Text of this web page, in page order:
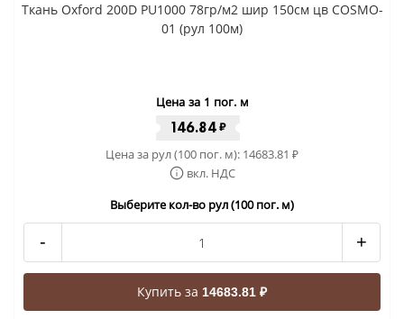
Ткань Oxford 200D PU1000 78гр/м2 шир 150см цв COSMO-
01 (рул 100м)
Цена за 1 пог. м
146.84 ₽
Цена за рул (100 пог. м): 14683.81 ₽
вкл. НДС
Выберите кол-во рул (100 пог. м)
- +
Купить за 14683.81 ₽